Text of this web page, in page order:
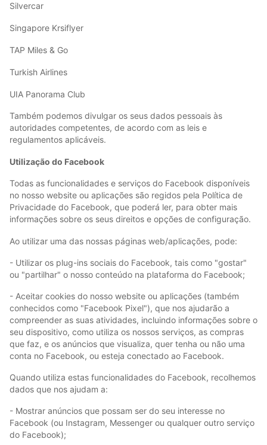
Silvercar
Singapore Krsiflyer
TAP Miles & Go
Turkish Airlines
UIA Panorama Club
Também podemos divulgar os seus dados pessoais às
autoridades competentes, de acordo com as leis e
regulamentos aplicáveis.
Utilização do Facebook
Todas as funcionalidades e serviços do Facebook disponíveis
no nosso website ou aplicações são regidos pela Política de
Privacidade do Facebook, que poderá ler, para obter mais
informações sobre os seus direitos e opções de configuração.
Ao utilizar uma das nossas páginas web/aplicações, pode:
- Utilizar os plug-ins sociais do Facebook, tais como "gostar"
ou "partilhar" o nosso conteúdo na plataforma do Facebook;
- Aceitar cookies do nosso website ou aplicações (também
conhecidos como "Facebook Pixel"), que nos ajudarão a
compreender as suas atividades, incluindo informações sobre o
seu dispositivo, como utiliza os nossos serviços, as compras
que faz, e os anúncios que visualiza, quer tenha ou não uma
conta no Facebook, ou esteja conectado ao Facebook.
Quando utiliza estas funcionalidades do Facebook, recolhemos
dados que nos ajudam a:
- Mostrar anúncios que possam ser do seu interesse no
Facebook (ou Instagram, Messenger ou qualquer outro serviço
do Facebook);